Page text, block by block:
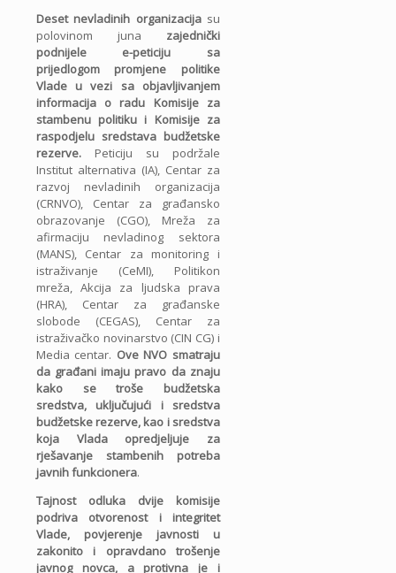
Deset nevladinih organizacijasu
polovinom juna zajednički
podnijele e-peticiju sa
prijedlogom
promjene politike
Vlade u vezi sa objavljivanjem
informacija o radu Komisije za
stambenu politiku i Komisije za
raspodjelu sredstava budžetske
rezerve. Peticiju su podržale
Institut alternativa (IA), Centar za
razvoj nevladinih organizacija
(CRNVO), Centar za građansko
obrazovanje (CGO), Mreža za
afirmaciju nevladinog sektora
(MANS), Centar za monitoring i
istraživanje (CeMI), Politikon
mreža, Akcija za ljudska prava
(HRA), Centar za građanske
slobode (CEGAS), Centar za
istraživačko novinarstvo (CIN CG) i
Media centar. Ove NVO smatraju
da građani imaju pravo da znaju
kako se troše budžetska
sredstva, uključujući i sredstva
budžetske rezerve, kao i sredstva
koja Vlada opredjeljuje za
rješavanje stambenih potreba
javnih funkcionera.
Tajnost odluka dvije komisije
podriva otvorenost i integritet
Vlade, povjerenje javnosti u
zakonito i opravdano trošenje
javnog novca, a protivna je i